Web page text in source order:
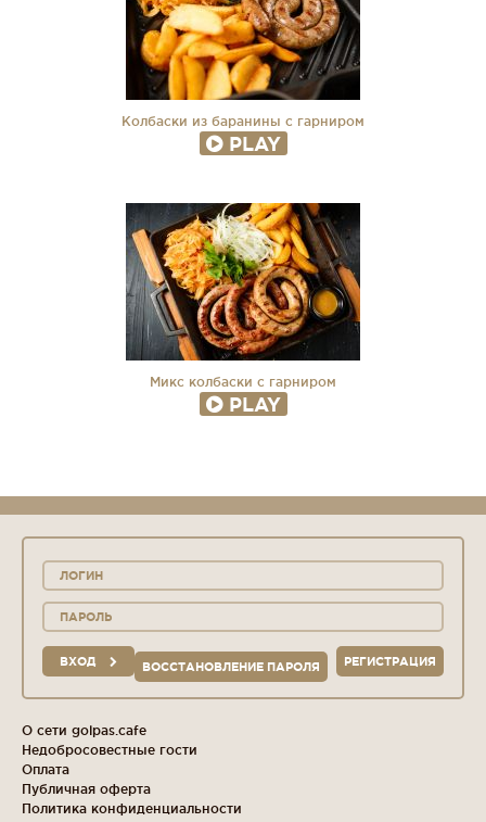
Колбаски из баранины с гарниром
PLAY
Микс колбаски с гарниром
PLAY
ВХОД РЕГИСТРАЦИЯ
ВОССТАНОВЛЕНИЕ ПАРОЛЯ
О сети golpas.cafe
Недобросовестные гости
Оплата
Публичная оферта
Политика конфиденциальности